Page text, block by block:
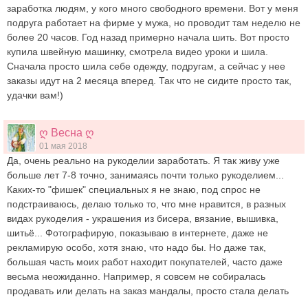
заработка людям, у кого много свободного времени. Вот у меня
подруга работает на фирме у мужа, но проводит там неделю не
более 20 часов. Год назад примерно начала шить. Вот просто
купила швейную машинку, смотрела видео уроки и шила.
Сначала просто шила себе одежду, подругам, а сейчас у нее
заказы идут на 2 месяца вперед. Так что не сидите просто так,
удачки вам!)
ღ Весна ღ
01 мая 2018
Да, очень реально на рукоделии заработать. Я так живу уже
больше лет 7-8 точно, занимаясь почти только рукоделием...
Каких-то "фишек" специальных я не знаю, под спрос не
подстраиваюсь, делаю только то, что мне нравится, в разных
видах рукоделия - украшения из бисера, вязание, вышивка,
шитьё... Фотографирую, показываю в интернете, даже не
рекламирую особо, хотя знаю, что надо бы. Но даже так,
большая часть моих работ находит покупателей, часто даже
весьма неожиданно. Например, я совсем не собиралась
продавать или делать на заказ мандалы, просто стала делать